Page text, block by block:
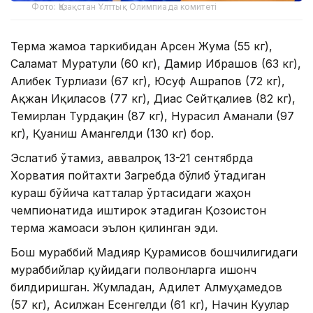
Фото: Қазақстан Ұлттық Олимпиада комитеті
Терма жамоа таркибидан Арсен Жума (55 кг),
Саламат Муратули (60 кг), Дамир Ибрашов (63 кг),
Алибек Турлиғази (67 кг), Юсуф Ашрапов (72 кг),
Ақжан Иқиласов (77 кг), Диас Сейтқалиев (82 кг),
Темирлан Турдақин (87 кг), Нурасил Аманали (97
кг), Қуаниш Амангелди (130 кг) бор.
Эслатиб ўтамиз, аввалроқ 13-21 сентябрда
Хорватия пойтахти Загребда бўлиб ўтадиган
кураш бўйича катталар ўртасидаги жаҳон
чемпионатида иштирок этадиган Қозоғистон
терма жамоаси эълон қилинган эди.
Бош мураббий Мадияр Қурамисов бошчилигидаги
мураббийлар қуйидаги полвонларга ишонч
билдиришган. Жумладан, Адилет Алмуҳамедов
(57 кг), Асилжан Есенгелди (61 кг), Начин Куулар